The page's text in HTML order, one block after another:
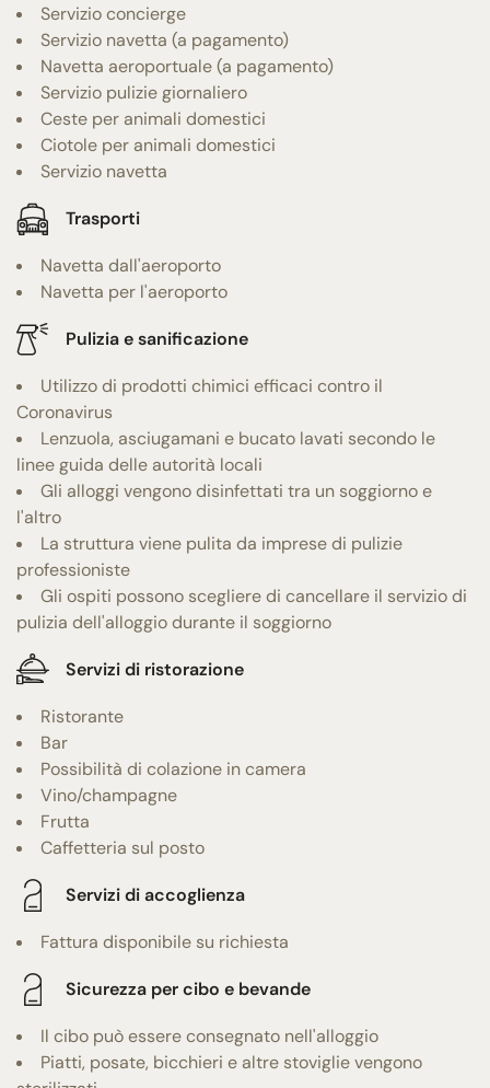
Servizio concierge
Servizio navetta (a pagamento)
Navetta aeroportuale (a pagamento)
Servizio pulizie giornaliero
Ceste per animali domestici
Ciotole per animali domestici
Servizio navetta
Trasporti
Navetta dall'aeroporto
Navetta per l'aeroporto
Pulizia e sanificazione
Utilizzo di prodotti chimici efficaci contro il
Coronavirus
Lenzuola, asciugamani e bucato lavati secondo le
linee guida delle autorità locali
Gli alloggi vengono disinfettati tra un soggiorno e
l'altro
La struttura viene pulita da imprese di pulizie
professioniste
Gli ospiti possono scegliere di cancellare il servizio di
pulizia dell'alloggio durante il soggiorno
Servizi di ristorazione
Ristorante
Bar
Possibilità di colazione in camera
Vino/champagne
Frutta
Caffetteria sul posto
Servizi di accoglienza
Fattura disponibile su richiesta
Sicurezza per cibo e bevande
Il cibo può essere consegnato nell'alloggio
Piatti, posate, bicchieri e altre stoviglie vengono